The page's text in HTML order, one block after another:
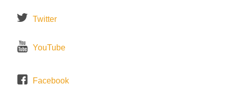
Twitter
YouTube
Facebook